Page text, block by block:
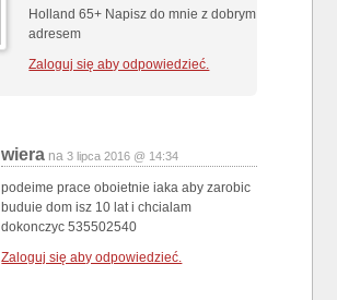
Holland 65+ Napisz do mnie z dobrym
adresem
Zaloguj się aby odpowiedzieć.
wiera na3 lipca 2016 @ 14:34
podeime prace oboietnie iaka aby zarobic
buduie dom isz 10 lat i chcialam
dokonczyc 535502540
Zaloguj się aby odpowiedzieć.